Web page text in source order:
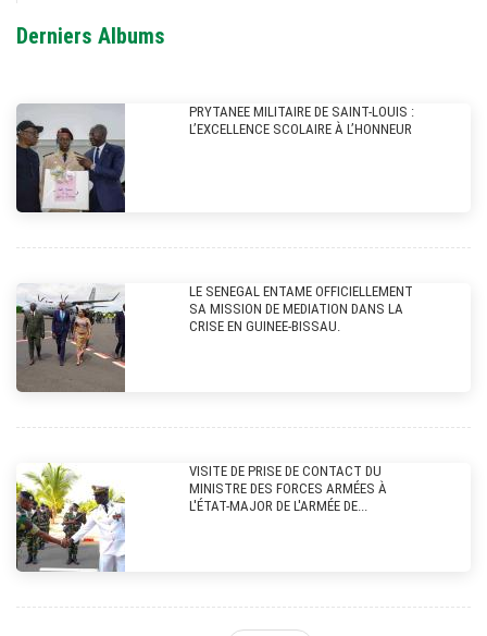
Derniers Albums
PRYTANEE MILITAIRE DE SAINT-LOUIS :
L’EXCELLENCE SCOLAIRE À L’HONNEUR
LE SENEGAL ENTAME OFFICIELLEMENT
SA MISSION DE MEDIATION DANS LA
CRISE EN GUINEE-BISSAU.
VISITE DE PRISE DE CONTACT DU
MINISTRE DES FORCES ARMÉES À
L'ÉTAT-MAJOR DE L'ARMÉE DE...